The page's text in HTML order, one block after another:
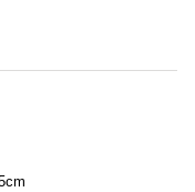
にムラ感のあるリネンを
仕上がりです。リラッ